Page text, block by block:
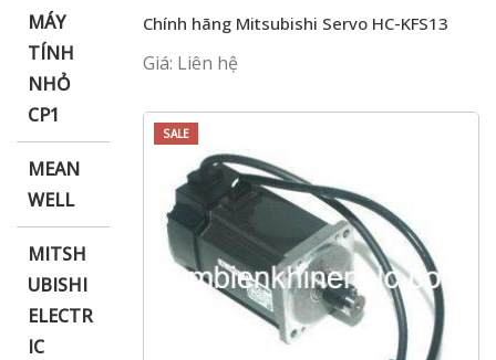
MÁY
TÍNH
NHỎ
CP1
MEAN
WELL
MITSH
UBISHI
ELECTR
IC
Chính hãng Mitsubishi Servo HC-KFS13
Giá: Liên hệ
SALE